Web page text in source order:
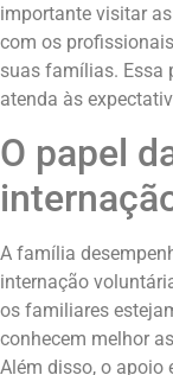
importante visitar
com os
suas famílias. Essa
atenda às
O papel
A família
internação
os familiares
conhecem melhor
Além disso, o